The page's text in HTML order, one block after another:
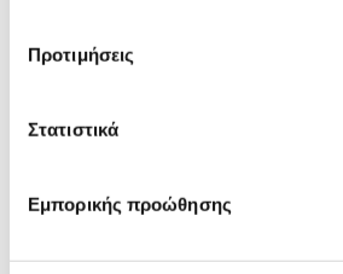
Προτιμήσεις
Στατιστικά
Εμπορικής προώθησης
Μπορεί να σου